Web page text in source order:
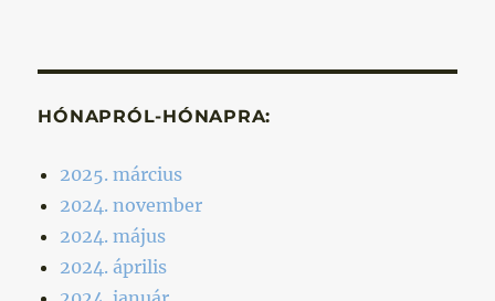
HÓNAPRÓL-HÓNAPRA:
2025. március
2024. november
2024. május
2024. április